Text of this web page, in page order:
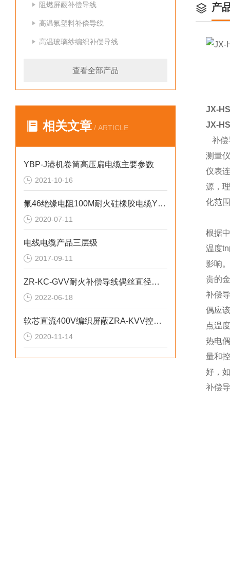
阻燃屏蔽补偿导线
高温氟塑料补偿导线
高温玻璃纱编织补偿导线
查看全部产品
相关文章 / ARTICLE
YBP-J港机卷筒高压扁电缆主要参数
2021-10-16
氟46绝缘电阻100M耐火硅橡胶电缆YGFP22
2020-07-11
电线电缆产品三层级
2017-09-11
ZR-KC-GVV耐火补偿导线偶丝直径偏差0.15mm
2022-06-18
软芯直流400V编织屏蔽ZRA-KVV控制电缆
2020-11-14
产
JX-
JX-
补偿
测量
仪表
源，
化范
根据
温度
影响
贵的
补偿
偶应
点温
热电
量和
好，
补偿